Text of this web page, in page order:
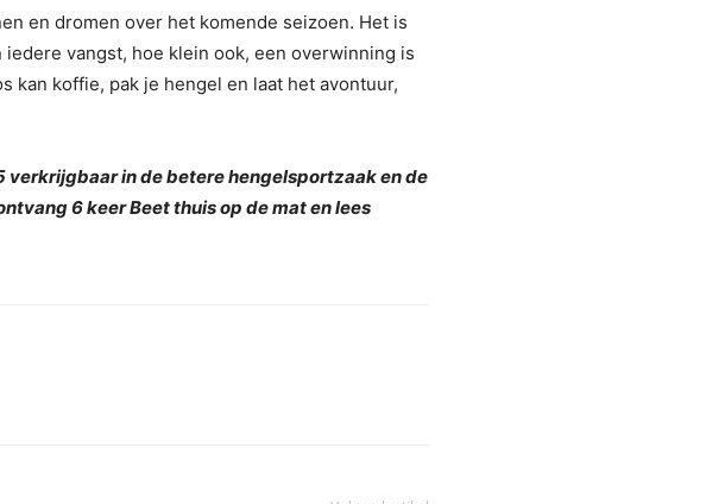
en dromen over het komende seizoen. Het is
vangst, hoe klein ook, een overwinning is
kan koffie, pak je hengel en laat het avontuur,
verkrijgbaar in de betere hengelsportzaak en de
6 keer Beet thuis op de mat en lees